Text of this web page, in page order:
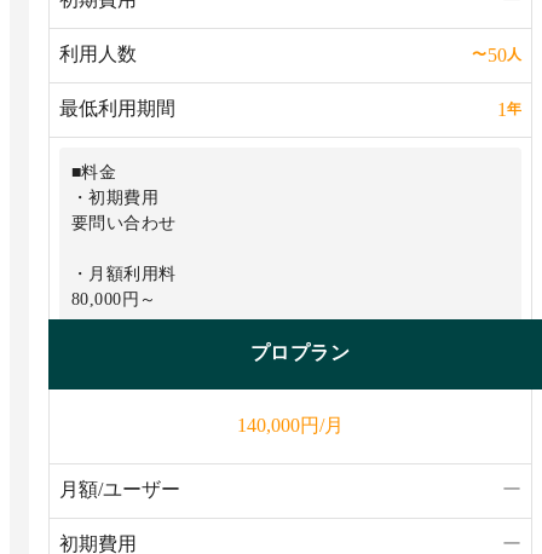
などの機能を利用可能
※AI機能はスタンダードプラン以上のユーザー様がご利
用いただけます。
利用人数 〜50人
最低利用期間 1 年
■料金
・初期費用
要問い合わせ
・月額利用料
80,000円～
・メールやSlackによる通知
・フォームのカスタマイズや外部公開
プロプラン
140,000円/月
月額/ユーザー ー
初期費用 ー